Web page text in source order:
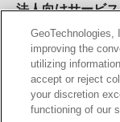
法人向けサービス
法人向け地図・位
図API Windows PC
サービス
MAP
improving the
utilizing
accept or reject
your discretion
functioning of our